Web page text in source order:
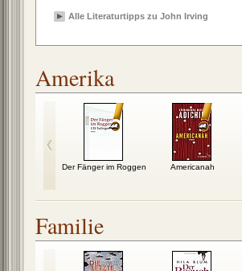
Alle Literaturtipps zu John Irving
Amerika
Der Fänger im Roggen Americanah
Familie